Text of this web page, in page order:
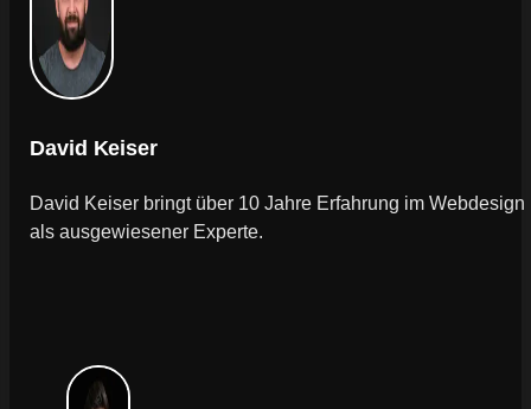
David Keiser
David Keiser bringt über 10 Jahre Erfahrung im
als ausgewiesener Experte.